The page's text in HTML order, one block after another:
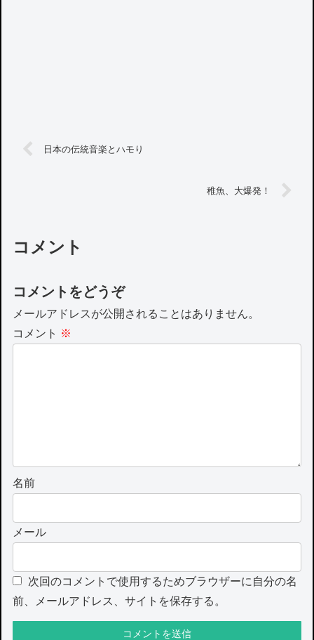
日本の伝統音楽とハモり
稚魚、大爆発！
コメント
コメントをどうぞ
メールアドレスが公開されることはありません。
コメント ※
名前
メール
次回のコメントで使用するためブラウザーに自分の名
前、メールアドレス、サイトを保存する。